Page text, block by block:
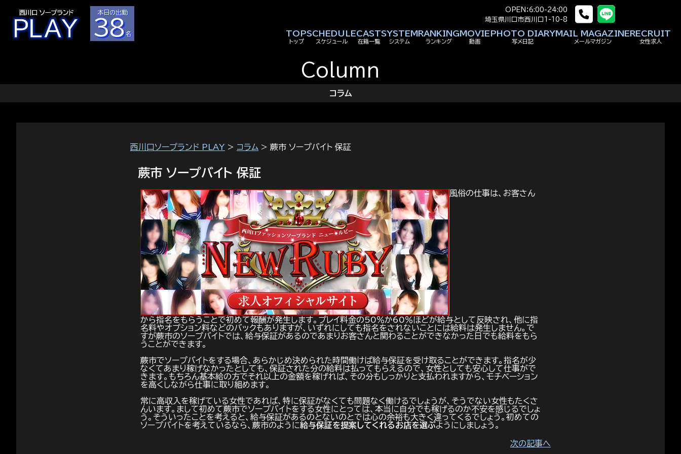
本日の出勤
38 名
OPEN：6:00-24:00
埼玉県川口市西川口1-10-8
TOP
トップ
SCHEDULE
スケジュール
CAST
在籍一覧
SYSTEM
システム
RANKING
ランキング
MOVIE
動画
PHOTO DIARY
写メ日記
MAIL MAGAZINE
メールマガジン
RECRUIT
女性求人
Column
コラム
西川口ソープランド PLAY > コラム > 蕨市 ソープバイト 保証
蕨市 ソープバイト 保証
風俗の仕事は、お客さん
から指名をもらうことで初めて報酬が発生します。プレイ料金の50％か60％ほどが給与として反映され、他に指
名料やオプション料などのバックもありますが、いずれにしても指名をされないことには給料は発生しません。で
すが蕨市のソープバイトでは、給与保証があるのであまりお客さんと関わることができなかった日でも給料をもら
うことができます。
蕨市でソープバイトをする場合、あらかじめ決められた時間働けば給与保証を受け取ることができます。指名が少
なくてあまり稼げなかったとしても、保証された分の給料は払ってもらえるので、女性としても安心して仕事がで
きます。もちろん基本給の方でそれ以上の金額を稼げれば、その分もしっかりと支払われますから、モチベーション
を高くしながら仕事に取り組めます。
常に高収入を稼げている女性であれば、特に保証がなくても問題なく働けるでしょうが、そうでない女性もたくさ
んいます。まして初めて蕨市でソープバイトをする女性にとっては、本当に自分でも稼げるのか不安を感じるでしょ
う。そういったことを考えると、給与保証があるのとないのとでは心の余裕も大きく違ってくるでしょう。初めての
ソープバイトを考えているなら、蕨市のように給与保証を提案してくれるお店を選ぶようにしましょう。
次の記事へ